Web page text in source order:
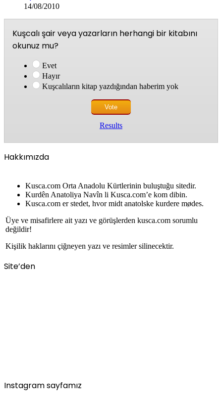
14/08/2010
Kuşcalı şair veya yazarların herhangi bir kitabını
okunuz mu?
Evet
Hayır
Kuşcalıların kitap yazdığından haberim yok
Results
Hakkımızda
Kusca.com Orta Anadolu Kürtlerinin buluştuğu sitedir.
Kurdên Anatoliya Navîn li Kusca.com’e kom dibin.
Kusca.com er stedet, hvor midt anatolske kurdere mødes.
Üye ve misafirlere ait yazı ve görüşlerden kusca.com sorumlu
değildir!
Kişilik haklarını çiğneyen yazı ve resimler silinecektir.
Site’den
Instagram sayfamız